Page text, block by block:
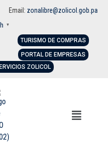
Email: zonalibre@zolicol.gob.pa
▼
TURISMO DE COMPRAS
PORTAL DE EMPRESAS
ZOLICOL